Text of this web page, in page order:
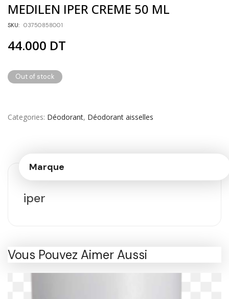
MEDILEN IPER CREME 50 ML
SKU: 03750858001
44.000 DT
Out of stock
Categories Déodorant, Déodorant aisselles
Marque
iper
Vous Pouvez Aimer Aussi